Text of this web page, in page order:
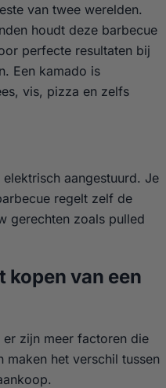
van twee werelden.
houdt deze barbecue
perfecte resultaten bij
Een kamado is
vis, pizza en zelfs
aangestuurd. Je
regelt zelf de
gerechten zoals pulled
kopen van een
zijn meer factoren die
maken het verschil tussen